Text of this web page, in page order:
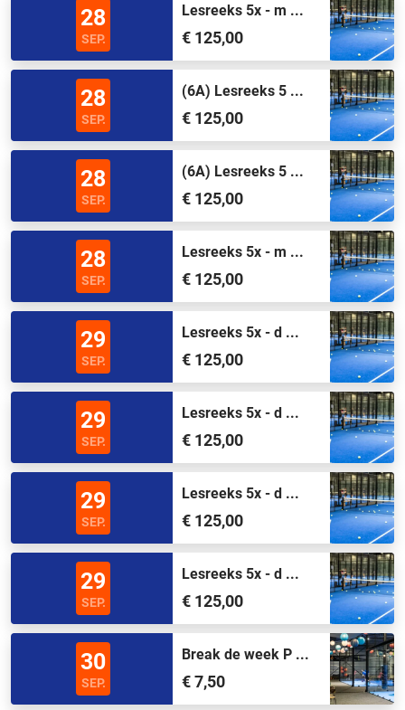
28
SEP.
Lesreeks 5x - m ...
€ 125,00
28
SEP.
(6A) Lesreeks 5 ...
€ 125,00
28
SEP.
(6A) Lesreeks 5 ...
€ 125,00
28
SEP.
Lesreeks 5x - m ...
€ 125,00
29
SEP.
Lesreeks 5x - d ...
€ 125,00
29
SEP.
Lesreeks 5x - d ...
€ 125,00
29
SEP.
Lesreeks 5x - d ...
€ 125,00
29
SEP.
Lesreeks 5x - d ...
€ 125,00
30
SEP.
Break de week P ...
€ 7,50